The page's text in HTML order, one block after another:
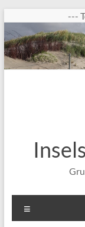
Inhalt
springen
---